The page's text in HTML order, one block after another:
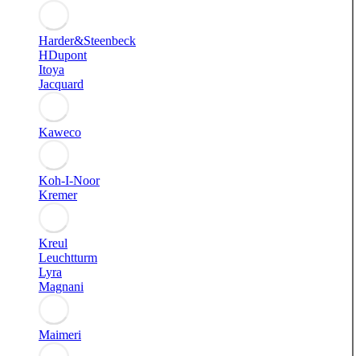
Harder&Steenbeck
HDupont
Itoya
Jacquard
Kaweco
Koh-I-Noor
Kremer
Kreul
Leuchtturm
Lyra
Magnani
Maimeri